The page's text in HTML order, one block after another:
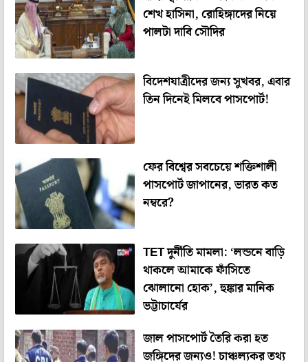
শেখ হাসিনা, রোহিঙ্গাদের নিয়ে
পালটা দাবি সৌদির
বিদেশযাত্রীদের জন্য সুখবর, এবার
তিন দিনেই মিলবে পাসপোর্ট!
ফের বিশ্বের সবচেয়ে শক্তিশালী
পাসপোর্ট জাপানের, ভারত কত
নম্বরে?
TET দুর্নীতি মামলা: ‘লন্ডনে বাড়ি
থাকলে আমাকে ফাঁসিতে
ঝোলানো হোক’, হুঙ্কার মানিক
ভট্টাচার্যের
জাল পাসপোর্ট তৈরি করা হত
জঙ্গিদের জন্যও! চাঞ্চল্যকর তথ্য